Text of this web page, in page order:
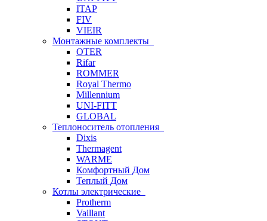
ITAP
FIV
VIEIR
Монтажные комплекты
OTER
Rifar
ROMMER
Royal Thermo
Millennium
UNI-FITT
GLOBAL
Теплоноситель отопления
Dixis
Thermagent
WARME
Комфортный Дом
Теплый Дом
Котлы электрические
Protherm
Vaillant